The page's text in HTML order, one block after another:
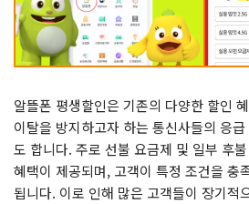
알뜰폰 평생할인은 기존의 다양한 할인
이탈을 방지하고자 하는 통신사들의 응
도 합니다. 주로 선불 요금제 및 일부 후
혜택이 제공되며, 고객이 특정 조건을 충
됩니다. 이로 인해 많은 고객들이 장기적